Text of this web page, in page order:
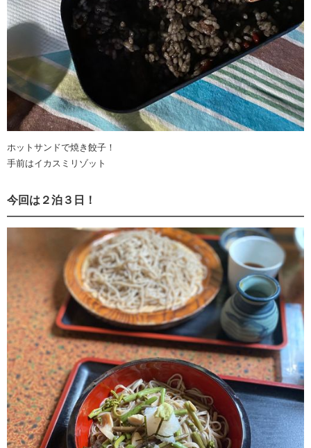
ホットサンドで焼き餃子！
手前はイカスミリゾット
今回は２泊３日！